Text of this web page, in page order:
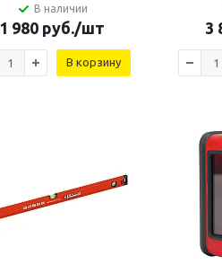
В наличии
1 980руб./шт
В корзину
3